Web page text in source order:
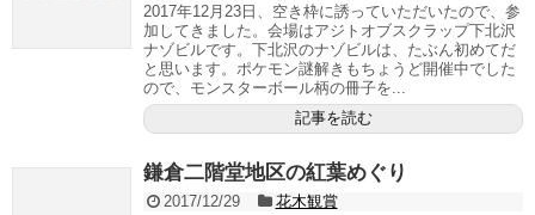
2017年12月23日、空き枠に誘っていただいたので、参
加してきました。会場はアジトオブスクラップ下北沢
ナゾビルです。下北沢のナゾビルは、たぶん初めてだ
と思います。ポケモン謎解きもちょうど開催中でした
ので、モンスターボール柄の冊子を...
記事を読む
鎌倉二階堂地区の紅葉めぐり
2017/12/29
花木観賞